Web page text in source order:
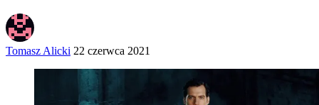
Tomasz Alicki 22 czerwca 2021